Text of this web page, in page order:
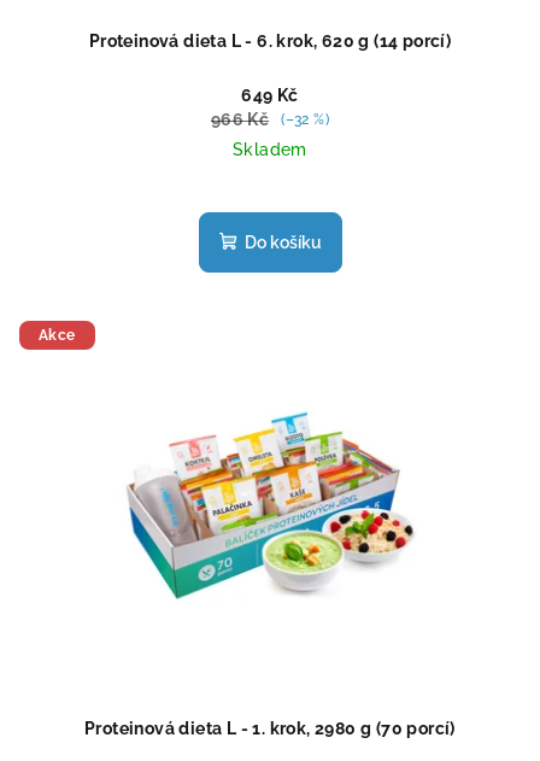
Proteinová dieta L - 6. krok, 620 g (14 porcí)
649 Kč
966 Kč
(–32 %)
Skladem
hodnocení
produktu
Do košíku
Akce
Proteinová dieta L - 1. krok, 2980 g (70 porcí)